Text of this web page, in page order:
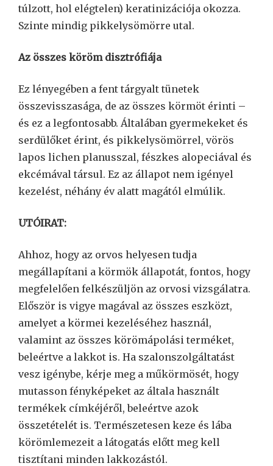
túlzott, hol elégtelen) keratinizációja okozza.
Szinte mindig pikkelysömörre utal.
Az összes köröm disztrófiája
Ez lényegében a fent tárgyalt tünetek
összevisszasága, de az összes körmöt érinti –
és ez a legfontosabb. Általában gyermekeket és
serdülőket érint, és pikkelysömörrel, vörös
lapos lichen planusszal, fészkes alopeciával és
ekcémával társul. Ez az állapot nem igényel
kezelést, néhány év alatt magától elmúlik.
UTÓIRAT:
Ahhoz, hogy az orvos helyesen tudja
megállapítani a körmök állapotát, fontos, hogy
megfelelően felkészüljön az orvosi vizsgálatra.
Először is vigye magával az összes eszközt,
amelyet a körmei kezeléséhez használ,
valamint az összes körömápolási terméket,
beleértve a lakkot is. Ha szalonszolgáltatást
vesz igénybe, kérje meg a műkörmösét, hogy
mutasson fényképeket az általa használt
termékek címkéjéről, beleértve azok
összetételét is. Természetesen keze és lába
körömlemezeit a látogatás előtt meg kell
tisztítani minden lakkozástól.